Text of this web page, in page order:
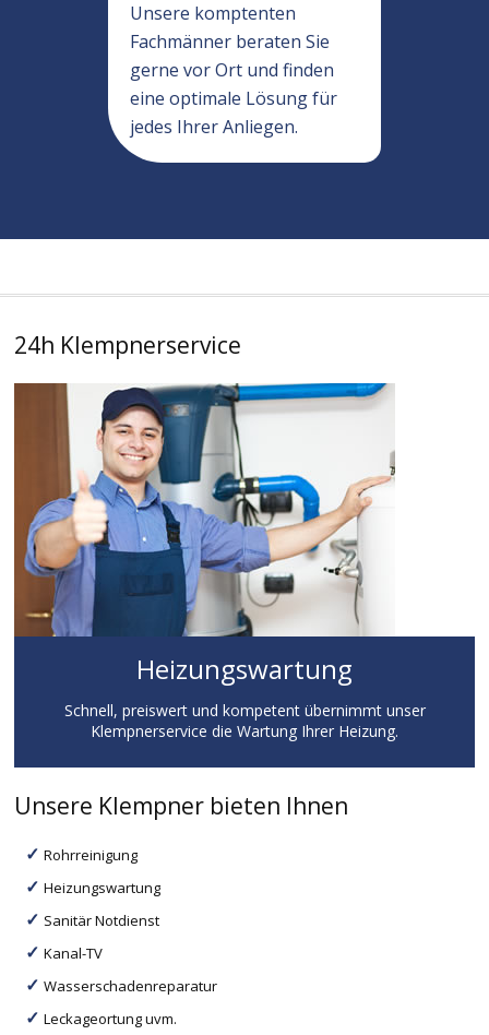
Unsere komptenten
Fachmänner beraten Sie
gerne vor Ort und finden
eine optimale Lösung für
jedes Ihrer Anliegen.
24h Klempnerservice
Heizungswartung
Schnell, preiswert und kompetent übernimmt unser
Klempnerservice die Wartung Ihrer Heizung.
Unsere Klempner bieten Ihnen
Rohrreinigung
Heizungswartung
Sanitär Notdienst
Kanal-TV
Wasserschadenreparatur
Leckageortung uvm.